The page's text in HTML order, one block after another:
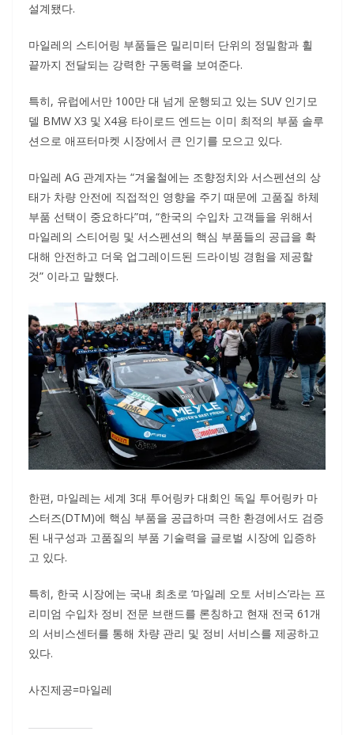
설계됐다.
마일레의 스티어링 부품들은 밀리미터 단위의 정밀함과 휠
끝까지 전달되는 강력한 구동력을 보여준다.
특히, 유럽에서만 100만 대 넘게 운행되고 있는 SUV 인기모
델 BMW X3 및 X4용 타이로드 엔드는 이미 최적의 부품 솔루
션으로 애프터마켓 시장에서 큰 인기를 모으고 있다.
마일레 AG 관계자는 “겨울철에는 조향정치와 서스펜션의 상
태가 차량 안전에 직접적인 영향을 주기 때문에 고품질 하체
부품 선택이 중요하다”며, “한국의 수입차 고객들을 위해서
마일레의 스티어링 및 서스펜션의 핵심 부품들의 공급을 확
대해 안전하고 더욱 업그레이드된 드라이빙 경험을 제공할
것” 이라고 말했다.
한편, 마일레는 세계 3대 투어링카 대회인 독일 투어링카 마
스터즈(DTM)에 핵심 부품을 공급하며 극한 환경에서도 검증
된 내구성과 고품질의 부품 기술력을 글로벌 시장에 입증하
고 있다.
특히, 한국 시장에는 국내 최초로 ‘마일레 오토 서비스’라는 프
리미엄 수입차 정비 전문 브랜드를 론칭하고 현재 전국 61개
의 서비스센터를 통해 차량 관리 및 정비 서비스를 제공하고
있다.
사진제공=마일레